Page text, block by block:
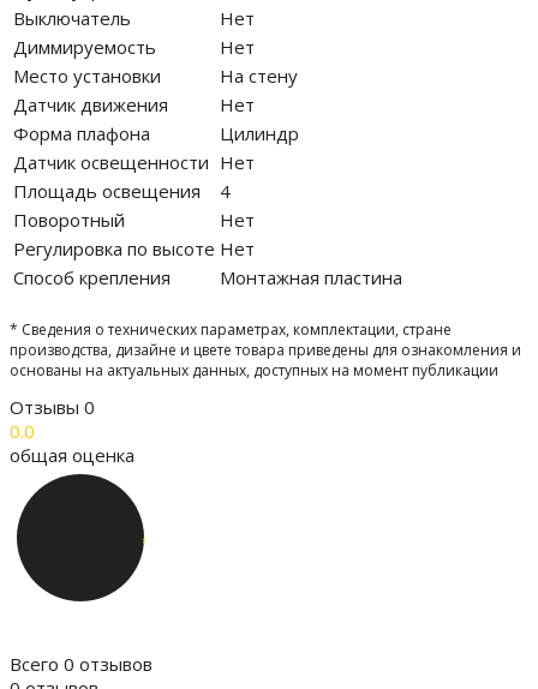
Выключатель
Нет
Диммируемость
Нет
Место установки
На стену
Датчик движения
Нет
Форма плафона
Цилиндр
Датчик освещенности Нет
Площадь освещения
4
Поворотный
Нет
Регулировка по высоте Нет
Способ крепления
Монтажная пластина
* Сведения о технических параметрах, комплектации, стране
производства, дизайне и цвете товара приведены для ознакомления и
основаны на актуальных данных, доступных на момент публикации
Отзывы 0
0.0
общая оценка
Всего 0 отзывов